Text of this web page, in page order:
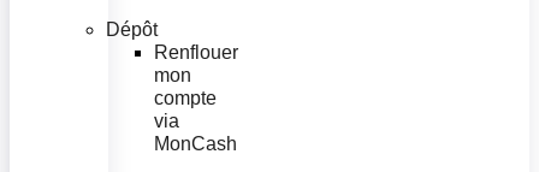
Dépôt
Renflouer
mon
compte
via
MonCash